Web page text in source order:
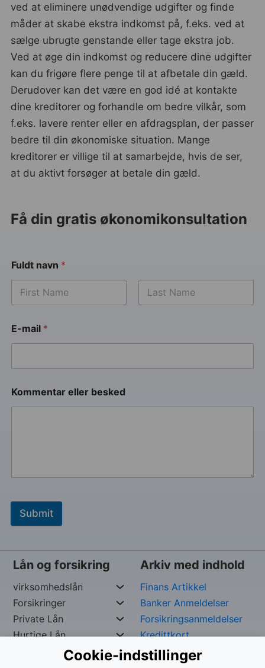
Cookie-indstillinger
ved at eliminere unødvendige udgifter og finde
måder at skabe ekstra indkomst på, f.eks. ved at
sælge ubrugte genstande eller tage ekstra job.
Ved at øge din indkomst og reducere dine udgifter
kan du frigøre flere penge til at afbetale din gæld.
Derudover kan det være en god idé at kontakte
dine kreditorer og forhandle om bedre vilkår, som
f.eks. lavere renter eller en afdragsplan, der passer
bedre til din økonomiske situation. Mange
kreditorer er villige til at samarbejde, hvis de ser,
at du aktivt forsøger at betale din gæld.
Få din gratis økonomikonsultation
Fuldt navn *
E-mail *
Kommentar eller besked
Submit
Lån og forsikring
virksomhedslån
Forsikringer
Private Lån
Hurtige Lån
Arkiv med indhold
Finans Artikkel
Banker Anmeldelser
Forsikringsanmeldelser
Kredittkort